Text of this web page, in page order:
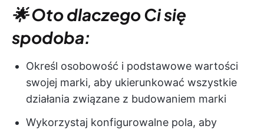
🌟 Oto dlaczego Ci się
spodoba:
Określ osobowość i podstawowe wartości
swojej marki, aby ukierunkować wszystkie
działania związane z budowaniem marki
Wykorzystaj konfigurowalne pola, aby